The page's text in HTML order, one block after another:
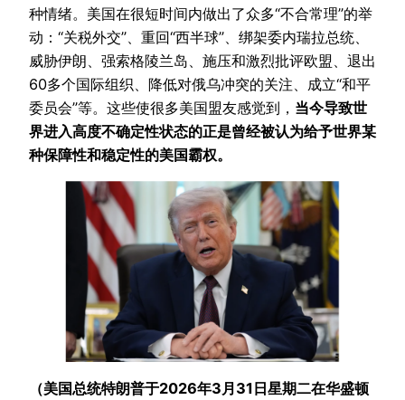
种情绪。美国在很短时间内做出了众多“不合常理”的举
动：“关税外交”、重回“西半球”、绑架委内瑞拉总统、
威胁伊朗、强索格陵兰岛、施压和激烈批评欧盟、退出
60多个国际组织、降低对俄乌冲突的关注、成立“和平
委员会”等。这些使很多美国盟友感觉到， 当今导致世
界进入高度不确定性状态的正是曾经被认为给予世界某
种保障性和稳定性的美国霸权。
（美国总统特朗普于2026年3月31日星期二在华盛顿